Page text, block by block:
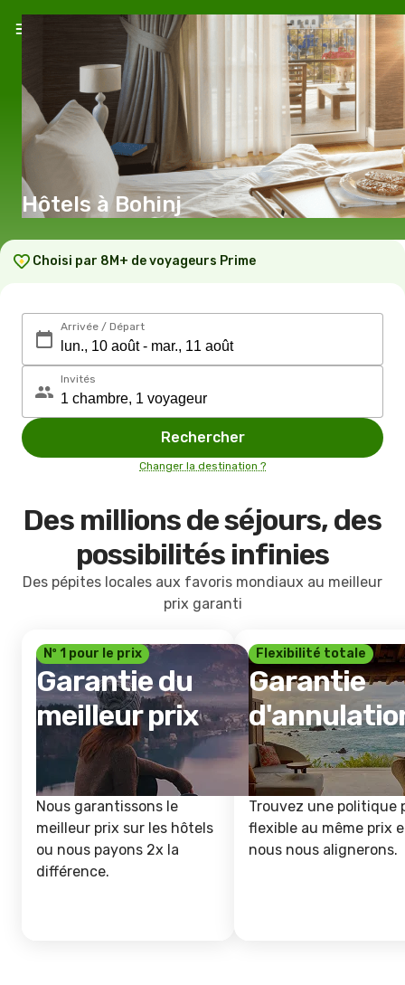
Hôtels à Bohinj
Choisi par 8M+ de voyageurs Prime
Arrivée / Départ
Invités
Rechercher
Changer la destination ?
Des millions de séjours, des
possibilités infinies
Des pépites locales aux favoris mondiaux au meilleur
prix garanti
Nº 1 pour le prix
Garantie du
meilleur prix
Nous garantissons le
meilleur prix sur les hôtels
ou nous payons 2x la
différence.
Flexibilité totale
Garantie
Trouvez une politique
flexible au même prix
nous nous alignerons.